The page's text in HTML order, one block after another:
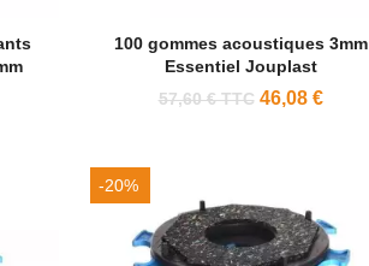
100 gommes acoustiques 3mm
Essentiel Jouplast
57,60 € TTC 46,08 €
-20%